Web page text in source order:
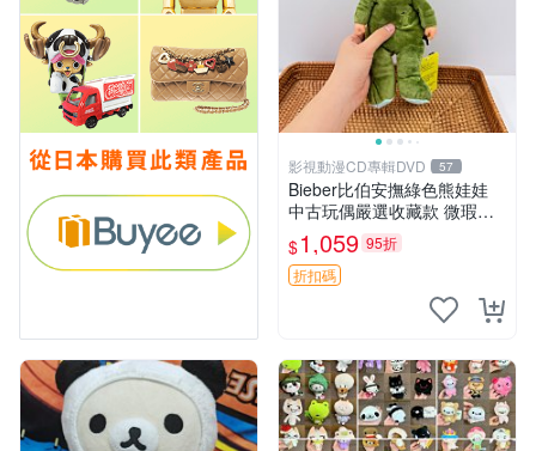
影視動漫CD專輯DVD 57
Bieber比伯安撫綠色熊娃娃
中古玩偶嚴選收藏款 微瑕輕
度使用 Bieber綠熊娃娃 中古
玩偶 微瑕
$1,059 95折
折扣碼